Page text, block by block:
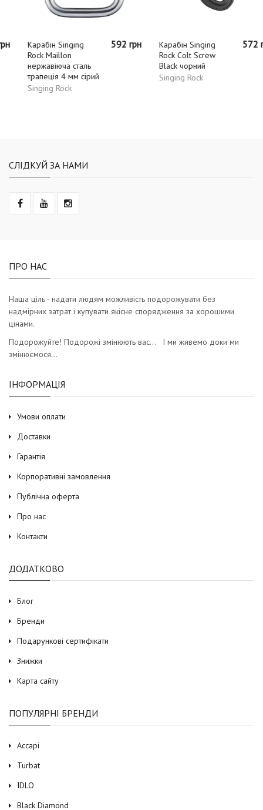
Карабін Singing
Rock Maillon
нержавіюча сталь
трапеція 4 мм сірий
Singing Rock
592 грн
Карабін Singing
Rock Colt Screw
Black чорний
Singing Rock
572 грн
СЛІДКУЙ ЗА НАМИ
ПРО НАС
Наша ціль - надати людям можливість подорожувати без
надмірних затрат і купувати якісне спорядження за хорошими
цінами.
Подорожуйте! Подорожі змінюють вас… І ми живемо доки ми
змінюємося…
ІНФОРМАЦІЯ
Умови оплати
Доставки
Гарантія
Корпоративні замовлення
Публічна оферта
Про нас
Контакти
ДОДАТКОВО
Блог
Бренди
Подарункові сертифікати
Знижки
Карта сайту
ПОПУЛЯРНІ БРЕНДИ
Accapi
Turbat
ЇDLO
Black Diamond